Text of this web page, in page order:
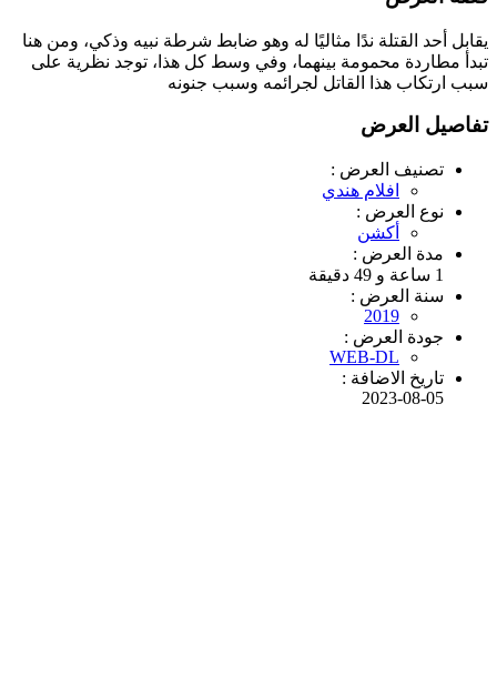
يقابل أحد القتلة ندًا مثاليًا له وهو ضابط شرطة نبيه وذكي، ومن هنا
تبدأ مطاردة محمومة بينهما، وفي وسط كل هذا، توجد نظرية على
سبب ارتكاب هذا القاتل لجرائمه وسبب جنونه
تفاصيل العرض
تصنيف العرض :
افلام هندي
نوع العرض :
أكشن
مدة العرض :
1 ساعة و 49 دقيقة
سنة العرض :
2019
جودة العرض :
WEB-DL
تاريخ الاضافة :
2023-08-05